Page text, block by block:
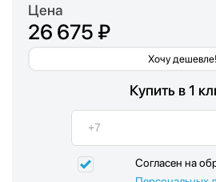
Цена
26 675 ₽
Хочу дешевле!
Купить в 1
Согласен на